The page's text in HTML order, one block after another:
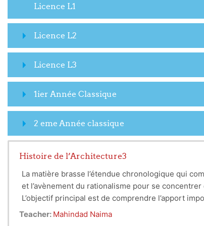
Licence L1
Licence L2
Licence L3
1ier Année Classique
2 eme Année classique
Histoire de l’Architecture3
La matière brasse l’étendue chronologique qui
et l’avènement du rationalisme pour se
L’objectif principal est de comprendre l’apport
d’appréhender l’apport de la renaissance ,
Teacher: Mahindad Naima